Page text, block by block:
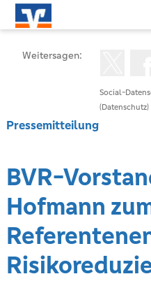
Social-
(Datenschutz)
Weitersagen:
Pressemitteilung
BVR-
Hofmann